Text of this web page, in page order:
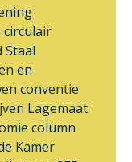
circulair
Staal
en
conventie
Lagemaat
column
Kamer